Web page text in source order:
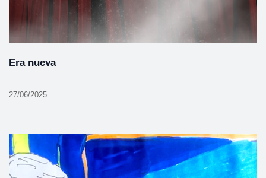
Era nueva
27/06/2025